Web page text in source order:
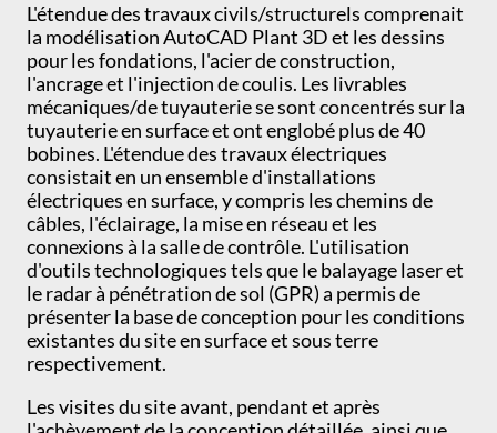
L'étendue des travaux civils/structurels comprenait
la modélisation AutoCAD Plant 3D et les dessins
pour les fondations, l'acier de construction,
l'ancrage et l'injection de coulis. Les livrables
mécaniques/de tuyauterie se sont concentrés sur la
tuyauterie en surface et ont englobé plus de 40
bobines. L'étendue des travaux électriques
consistait en un ensemble d'installations
électriques en surface, y compris les chemins de
câbles, l'éclairage, la mise en réseau et les
connexions à la salle de contrôle. L'utilisation
d'outils technologiques tels que le balayage laser et
le radar à pénétration de sol (GPR) a permis de
présenter la base de conception pour les conditions
existantes du site en surface et sous terre
respectivement.
Les visites du site avant, pendant et après